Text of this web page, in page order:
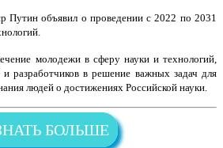
Путин объявил о проведении с 2022 по 2031
молодежи в сферу науки и технологий,
и разработчиков в решение важных задач для
людей о достижениях Российской науки.
БОЛЬШЕ